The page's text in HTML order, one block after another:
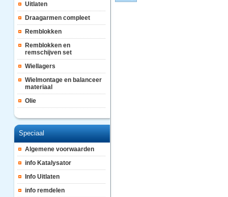
Uitlaten
Draagarmen compleet
Remblokken
Remblokken en
remschijven set
Wiellagers
Wielmontage en balanceer
materiaal
Olie
Speciaal
Algemene voorwaarden
info Katalysator
Info Uitlaten
info remdelen